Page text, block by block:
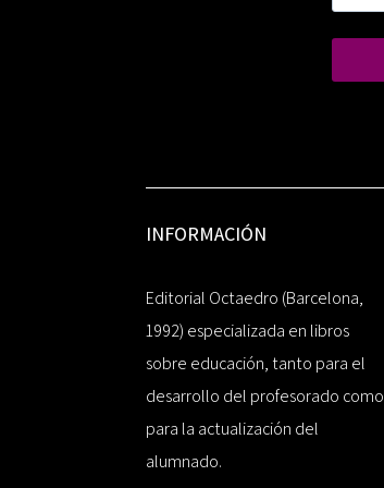
INFORMACIÓN
Editorial Octaedro (Barcelona,
1992) especializada en libros
sobre educación, tanto para el
desarrollo del profesorado como
para la actualización del
alumnado.